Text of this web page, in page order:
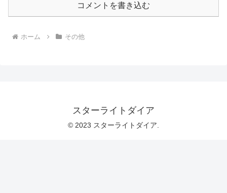
コメントを書き込む
ホーム その他
スターライトダイア
© 2023 スターライトダイア.